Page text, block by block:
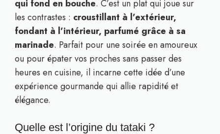
qui fond en bouche. C’est un plat qui joue sur
les contrastes : croustillant à l’extérieur,
fondant à l’intérieur, parfumé grâce à sa
marinade. Parfait pour une soirée en amoureux
ou pour épater vos proches sans passer des
heures en cuisine, il incarne cette idée d’une
expérience gourmande qui allie rapidité et
élégance.
Quelle est l’origine du tataki ?